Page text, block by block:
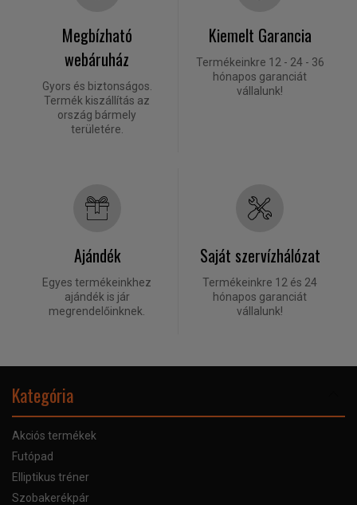
Megbízható
webáruház
Gyors és biztonságos.
Termék kiszállítás az
ország bármely
területére.
Kiemelt Garancia
Termékeinkre 12 - 24 - 36
hónapos garanciát
vállalunk!
Ajándék
Egyes termékeinkhez
ajándék is jár
megrendelőinknek.
Saját szervízhálózat
Termékeinkre 12 és 24
hónapos garanciát
vállalunk!
Kategória
Akciós termékek
Futópad
Elliptikus tréner
Szobakerékpár